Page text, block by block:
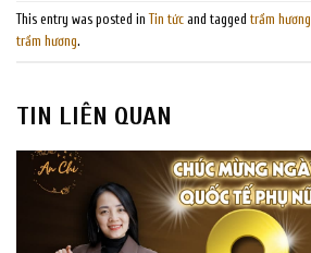
This entry was posted in Tin tức and tagged trầm hương
trầm hương.
TIN LIÊN QUAN